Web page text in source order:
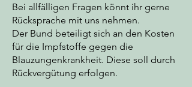
Bei allfälligen Fragen könnt ihr gerne
Rücksprache mit uns nehmen.
Der Bund beteiligt sich an den Kosten
für die Impfstoffe gegen die
Blauzungenkrankheit. Diese soll durch
Rückvergütung erfolgen.